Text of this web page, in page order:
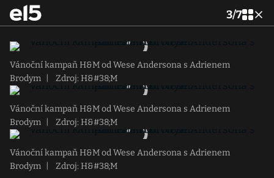
3/7
Vánoční kampaň H&M od Wese Andersona s Adrienem
Brodym
Zdroj: H&#38;M
Vánoční kampaň H&M od Wese Andersona s Adrienem
Brodym
Zdroj: H&#38;M
Vánoční kampaň H&M od Wese Andersona s Adrienem
Brodym
Zdroj: H&#38;M